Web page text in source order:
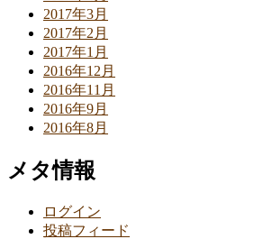
2017年3月
2017年2月
2017年1月
2016年12月
2016年11月
2016年9月
2016年8月
メタ情報
ログイン
投稿フィード